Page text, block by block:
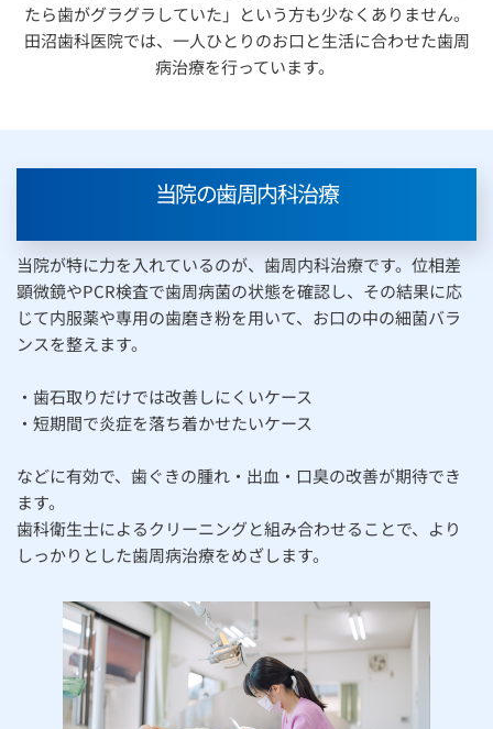
たら歯がグラグラしていた」という方も少なくありません。
田沼歯科医院では、一人ひとりのお口と生活に合わせた歯周
病治療を行っています。
当院の歯周内科治療
当院が特に力を入れているのが、歯周内科治療です。位相差
顕微鏡やPCR検査で歯周病菌の状態を確認し、その結果に応
じて内服薬や専用の歯磨き粉を用いて、お口の中の細菌バラ
ンスを整えます。
・歯石取りだけでは改善しにくいケース
・短期間で炎症を落ち着かせたいケース
などに有効で、歯ぐきの腫れ・出血・口臭の改善が期待でき
ます。
歯科衛生士によるクリーニングと組み合わせることで、より
しっかりとした歯周病治療をめざします。